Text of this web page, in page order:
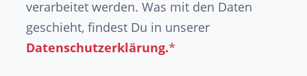
verarbeitet werden. Was mit den Daten
geschieht, findest Du in unserer
Datenschutzerklärung.*